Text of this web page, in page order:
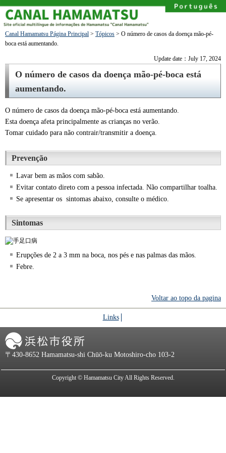
Canal Hamamatsu Página Principal > Tópicos > O número de casos da doença mão-pé-
boca está aumentando.
Update date：July 17, 2024
O número de casos da doença mão-pé-boca está
aumentando.
O número de casos da doença mão-pé-boca está aumentando.
Esta doença afeta principalmente as crianças no verão.
Tomar cuidado para não contrair/transmitir a doença.
Prevenção
Lavar bem as mãos com sabão.
Evitar contato direto com a pessoa infectada. Não compartilhar toalha.
Se apresentar os sintomas abaixo, consulte o médico.
Sintomas
Erupções de 2 a 3 mm na boca, nos pés e nas palmas das mãos.
Febre.
Voltar ao topo da pagina
Links
Prefeitura de Hamamatsu
〒430-8652 Hamamatsu-shi Chūō-ku Motoshiro-cho 103-2
Copyright © Hamamatsu City All Rights Reserved.